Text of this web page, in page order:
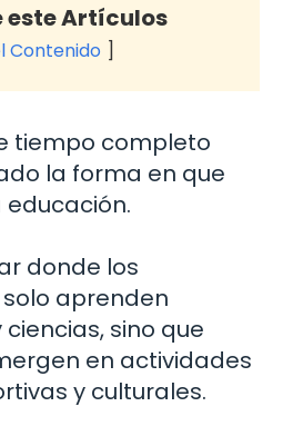
este Artículos
Contenido
tiempo completo
la forma en que
donde los
aprenden
sino que
en actividades
y culturales.